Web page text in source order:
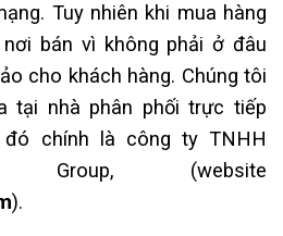
Tuy nhiên khi mua hàng
bán vì không phải ở đâu
cho khách hàng. Chúng tôi
tại nhà phân phối trực tiếp
đó chính là công ty TNHH
(website
).